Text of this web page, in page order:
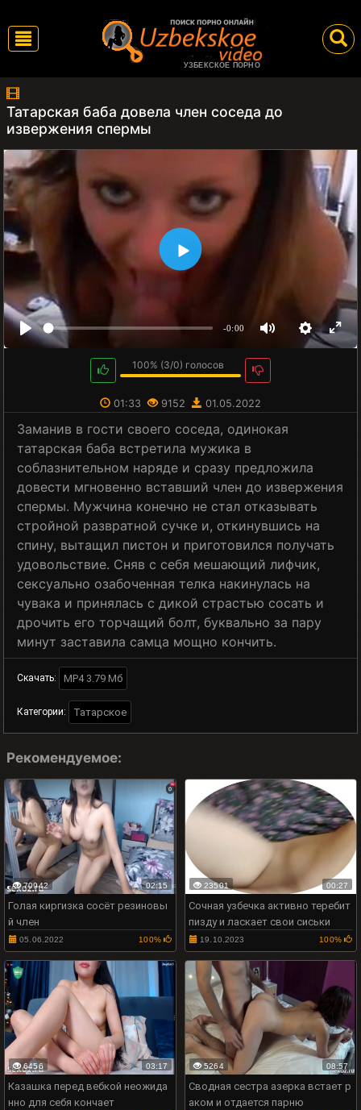
УЗБЕКСКОЕ ПОРНО
Татарская баба довела член соседа до
извержения спермы
-0:00
100% (3/0) голосов
01:33 9152 01.05.2022
Заманив в гости своего соседа, одинокая
татарская баба встретила мужика в
соблазнительном наряде и сразу предложила
довести мгновенно вставший член до извержения
спермы. Мужчина конечно не стал отказывать
стройной развратной сучке и, откинувшись на
спину, вытащил пистон и приготовился получать
удовольствие. Сняв с себя мешающий лифчик,
сексуально озабоченная телка накинулась на
чувака и принялась с дикой страстью сосать и
дрочить его торчащий болт, буквально за пару
минут заставила самца мощно кончить.
Скачать: MP4 3.79 Мб
Категории: Татарское
Рекомендуемое:
70942 02:15
Голая киргизка сосёт резиновы
й член
05.06.2022 100%
23501 00:27
Сочная узбечка активно теребит
пизду и ласкает свои сиськи
19.10.2023 100%
6456 03:17
Казашка перед вебкой неожида
нно для себя кончает
5264 08:57
Сводная сестра азерка встает р
аком и отдается парню